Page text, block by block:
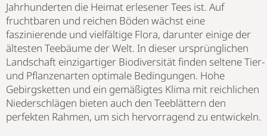
Jahrhunderten die Heimat erlesener Tees ist. Auf
fruchtbaren und reichen Böden wächst eine
faszinierende und vielfältige Flora, darunter einige der
ältesten Teebäume der Welt. In dieser ursprünglichen
Landschaft einzigartiger Biodiversität finden seltene Tier-
und Pflanzenarten optimale Bedingungen. Hohe
Gebirgsketten und ein gemäßigtes Klima mit reichlichen
Niederschlägen bieten auch den Teeblättern den
perfekten Rahmen, um sich hervorragend zu entwickeln.